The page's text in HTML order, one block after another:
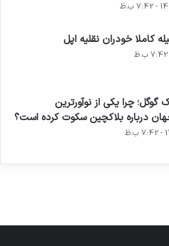
کاملا خودران نقلیه اپل
گوگل؛ چرا یکی از نوآورترین
درباره بلاکچین سکوت کرده است؟
با طعم
های
2023